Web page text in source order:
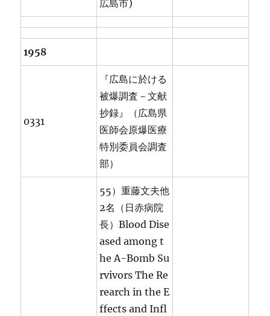
広島市)
1958
0331
『広島に於ける
被爆調査－文献
抄録』（広島県
医師会原爆医療
特別委員会調査
部）
55）重藤文夫他
2名（日赤病院
長）Blood Dise
ased among t
he A-Bomb Su
rvivors The Re
rearch in the E
ffects and Infl